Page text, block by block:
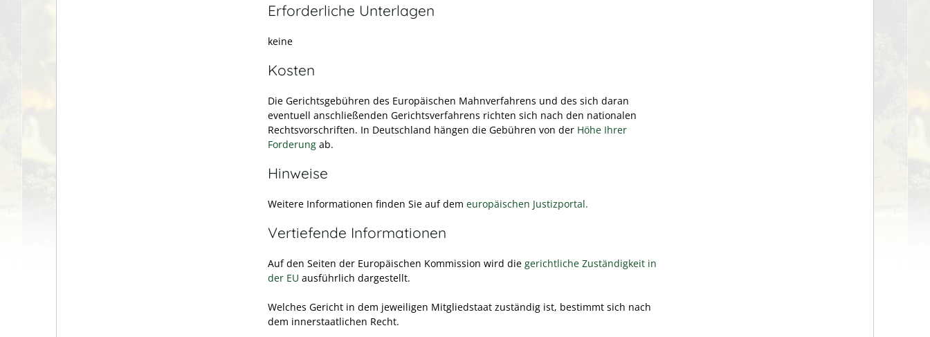
Erforderliche Unterlagen
keine
Kosten
Die Gerichtsgebühren des Europäischen Mahnverfahrens und des sich daran
eventuell anschließenden Gerichtsverfahrens richten sich nach den nationalen
Rechtsvorschriften. In Deutschland hängen die Gebühren von der Höhe Ihrer
Forderung ab.
Hinweise
Weitere Informationen finden Sie auf dem europäischen Justizportal.
Vertiefende Informationen
Auf den Seiten der Europäischen Kommission wird die gerichtliche Zuständigkeit in
der EU ausführlich dargestellt.
Welches Gericht in dem jeweiligen Mitgliedstaat zuständig ist, bestimmt sich nach
dem innerstaatlichen Recht.